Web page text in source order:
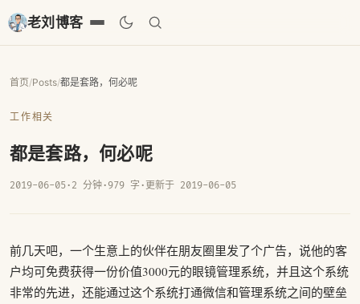
老刘博客
首页/Posts/都是套路，何必呢
工作相关
都是套路，何必呢
2019-06-05· 2 分钟· 979 字 · 更新于 2019-06-05
前几天吧，一个生意上的伙伴在朋友圈里发了个广告，说他的客
户均可免费获得一份价值3000元的眼镜管理系统，并且这个系统
非常的先进，还能通过这个系统打通微信和管理系统之间的壁垒